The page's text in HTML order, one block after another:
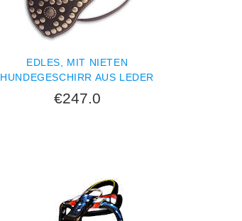
EDLES, MIT NIETEN
HUNDEGESCHIRR AUS LEDER
€247.0